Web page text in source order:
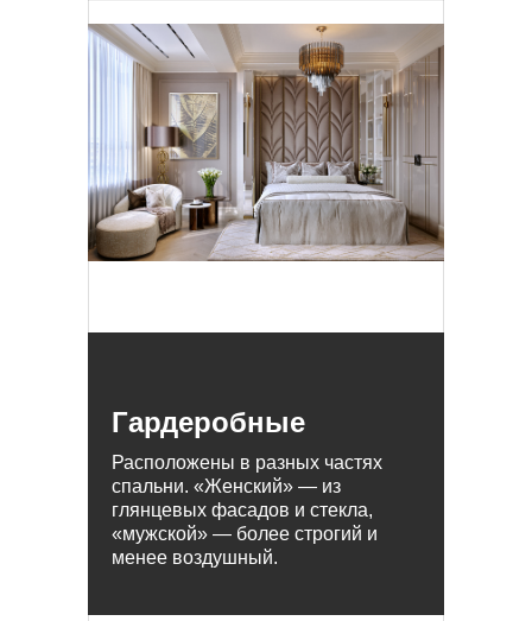
Расположены в разных частях
спальни. «Женский» ― из
глянцевых фасадов и стекла,
«мужской» ― более строгий и
менее воздушный.
Гардеробные